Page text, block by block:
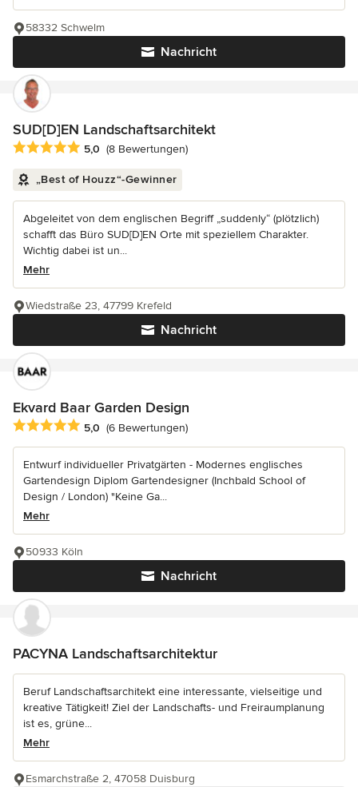
Nachricht
58332 Schwelm
SUD[D]EN Landschaftsarchitekt
Durchschnittliche Bewertung: 5 von 5 Sternen
5,0 (8 Bewertungen)
„Best of Houzz“-Gewinner
Abgeleitet von dem englischen Begriff „suddenly“ (plötzlich)
schafft das Büro SUD[D]EN Orte mit speziellem Charakter.
Wichtig dabei ist un...
Mehr
Nachricht
Wiedstraße 23, 47799 Krefeld
Ekvard Baar Garden Design
Durchschnittliche Bewertung: 5 von 5 Sternen
5,0 (6 Bewertungen)
Entwurf individueller Privatgärten - Modernes englisches
Gartendesign Diplom Gartendesigner (Inchbald School of
Design / London) "Keine Ga...
Mehr
Nachricht
50933 Köln
PACYNA Landschaftsarchitektur
Beruf Landschaftsarchitekt eine interessante, vielseitige und
kreative Tätigkeit! Ziel der Landschafts- und Freiraumplanung
ist es, grüne...
Mehr
Esmarchstraße 2, 47058 Duisburg